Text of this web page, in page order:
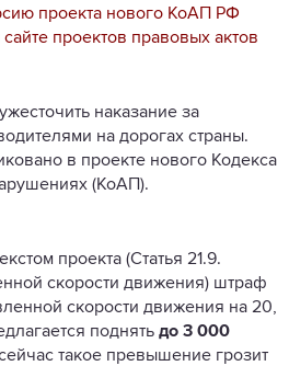
проекта нового КоАП РФ
проектов правовых актов
наказание за
на дорогах страны.
в проекте нового Кодекса
(КоАП).
проекта (Статья 21.9.
скорости движения) штраф
скорости движения на 20,
поднять до 3 000
такое превышение грозит